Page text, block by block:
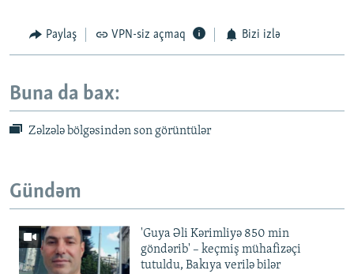
Paylaş VPN-siz açmaq Bizi izlə
Buna da bax:
Zəlzələ bölgəsindən son görüntülər
Gündəm
'Guya Əli Kərimliyə 850 min
göndərib' – keçmiş mühafizəçi
tutuldu, Bakıya verilə bilər